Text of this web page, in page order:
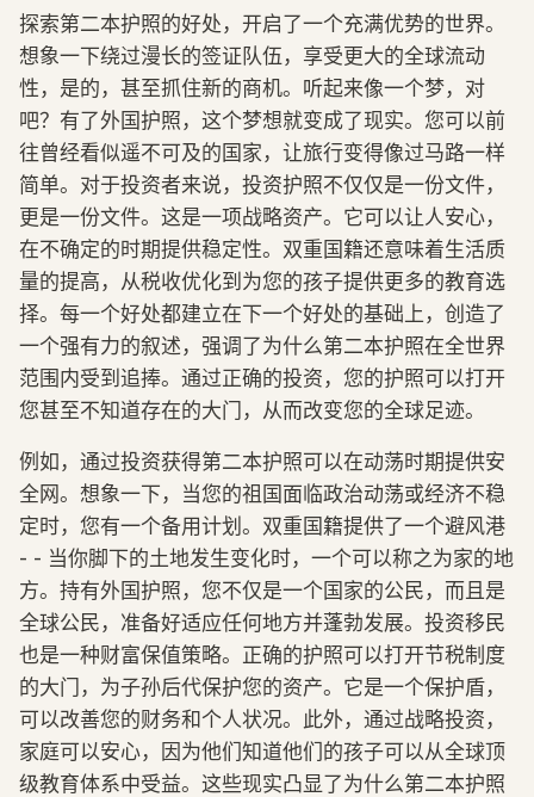
探索第二本护照的好处，开启了一个充满优势的世界。
想象一下绕过漫长的签证队伍，享受更大的全球流动
性，是的，甚至抓住新的商机。听起来像一个梦，对
吧？有了外国护照，这个梦想就变成了现实。您可以前
往曾经看似遥不可及的国家，让旅行变得像过马路一样
简单。对于投资者来说，投资护照不仅仅是一份文件，
更是一份文件。这是一项战略资产。它可以让人安心，
在不确定的时期提供稳定性。双重国籍还意味着生活质
量的提高，从税收优化到为您的孩子提供更多的教育选
择。每一个好处都建立在下一个好处的基础上，创造了
一个强有力的叙述，强调了为什么第二本护照在全世界
范围内受到追捧。通过正确的投资，您的护照可以打开
您甚至不知道存在的大门，从而改变您的全球足迹。
例如，通过投资获得第二本护照可以在动荡时期提供安
全网。想象一下，当您的祖国面临政治动荡或经济不稳
定时，您有一个备用计划。双重国籍提供了一个避风港
- - 当你脚下的土地发生变化时，一个可以称之为家的地
方。持有外国护照，您不仅是一个国家的公民，而且是
全球公民，准备好适应任何地方并蓬勃发展。投资移民
也是一种财富保值策略。正确的护照可以打开节税制度
的大门，为子孙后代保护您的资产。它是一个保护盾，
可以改善您的财务和个人状况。此外，通过战略投资，
家庭可以安心，因为他们知道他们的孩子可以从全球顶
级教育体系中受益。这些现实凸显了为什么第二本护照